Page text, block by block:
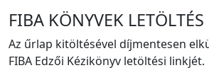
FIBA KÖNYVEK LETÖLTÉS
Az űrlap kitöltésével díjmentesen
FIBA Edzői Kézikönyv letöltési linkjét.